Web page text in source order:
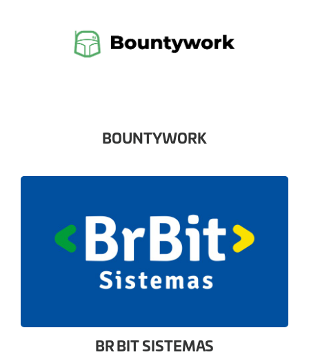
BOUNTYWORK
BR BIT SISTEMAS